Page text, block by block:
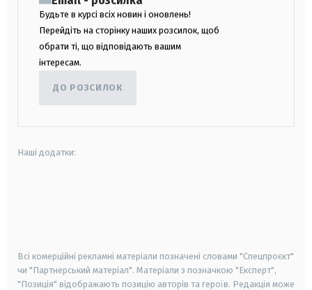
Будьте в курсі всіх новин і оновлень!
Перейдіть на сторінку наших розсилок, щоб
обрати ті, що відповідають вашим
інтересам.
ДО РОЗСИЛОК
Наші додатки:
Всі комерційні рекламні матеріали позначені словами "Спецпроєкт"
чи "Партнерський матеріал". Матеріали з позначкою "Експерт",
"Позиція" відображають позицію авторів та героїв. Редакція може